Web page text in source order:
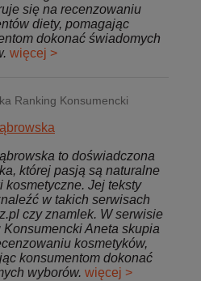
się na recenzowaniu
diety, pomagając
dokonać świadomych
więcej >
Ranking Konsumencki
to doświadczona
której pasją są naturalne
kosmetyczne. Jej teksty
w takich serwisach
czy znamlek. W serwisie
Konsumencki Aneta skupia
kosmetyków,
konsumentom dokonać
wyborów. więcej >